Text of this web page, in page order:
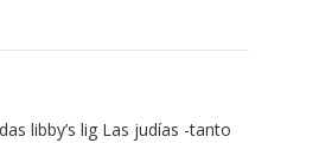
libby’s lig Las judías -tanto